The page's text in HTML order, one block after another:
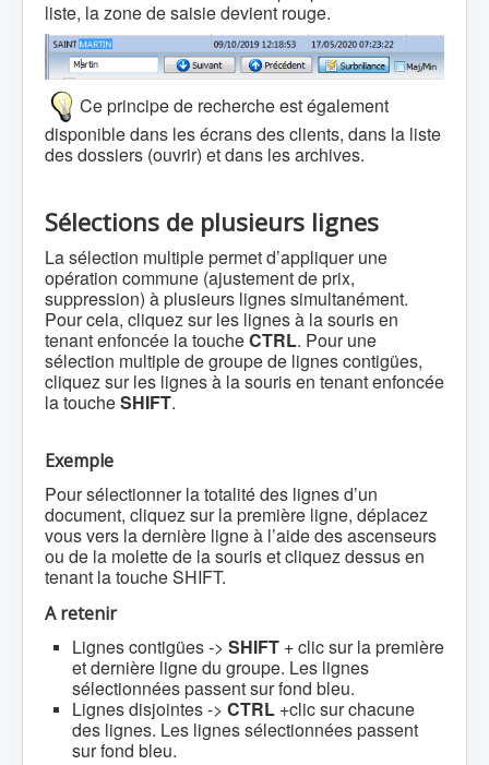
liste, la zone de saisie devient rouge.
Ce principe de recherche est également
disponible dans les écrans des clients, dans la liste
des dossiers (ouvrir) et dans les archives.
Sélections de plusieurs lignes
La sélection multiple permet d’appliquer une
opération commune (ajustement de prix,
suppression) à plusieurs lignes simultanément.
Pour cela, cliquez sur les lignes à la souris en
tenant enfoncée la toucheCTRL. Pour une
sélection multiple de groupe de lignes contigües,
cliquez sur les lignes à la souris en tenant enfoncée
la toucheSHIFT.
Exemple
Pour sélectionner la totalité des lignes d’un
document, cliquez sur la première ligne, déplacez
vous vers la dernière ligne à l’aide des ascenseurs
ou de la molette de la souris et cliquez dessus en
tenant la touche SHIFT.
A retenir
Lignes contigües -> SHIFT + clic sur la première
et dernière ligne du groupe. Les lignes
sélectionnées passent sur fond bleu.
Lignes disjointes -> CTRL +clic sur chacune
des lignes. Les lignes sélectionnées passent
sur fond bleu.